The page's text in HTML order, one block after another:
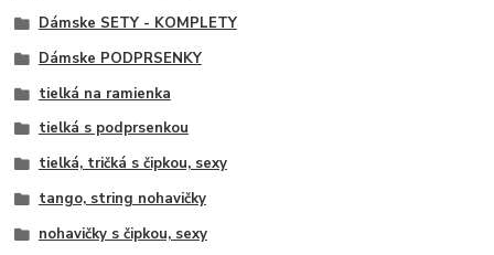
Dámske SETY - KOMPLETY
Dámske PODPRSENKY
tielká na ramienka
tielká s podprsenkou
tielká, tričká s čipkou, sexy
tango, string nohavičky
nohavičky s čipkou, sexy